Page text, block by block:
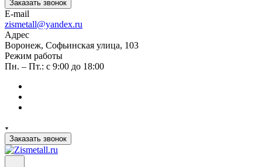
Заказать звонок
E-mail
zismetall@yandex.ru
Адрес
Воронеж, Софьинская улица, 103
Режим работы
Пн. – Пт.: с 9:00 до 18:00
Заказать звонок